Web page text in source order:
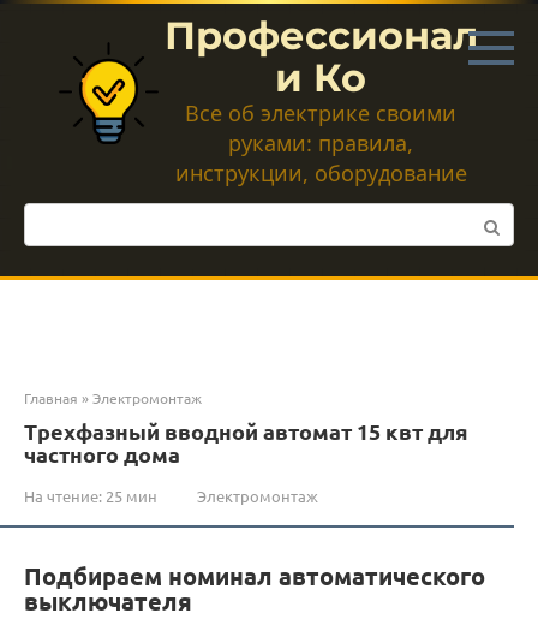
Перейти
контенту
Профессионал
и Ко
Все об электрике своими
руками: правила,
инструкции, оборудование
Поиск:
Главная »Электромонтаж
Трехфазный вводной автомат 15 квт для
частного дома
На чтение: 25 мин Электромонтаж
Подбираем номинал автоматического
выключателя